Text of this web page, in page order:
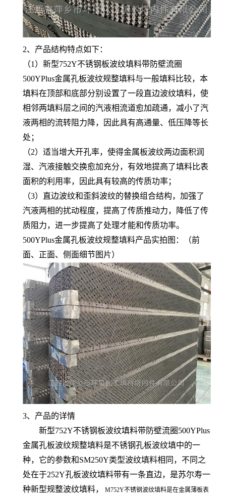
2、产品结构特点如下：
（1）新型752Y不锈钢板波纹填料带防壁流圈
500YPlus金属孔板波纹规整填料与一般填料比较，本
填料在顶部和底部分别设置了一段直边波纹填料，使
相邻两填料层之间的汽液相流道愈加疏通，减小了汽
液两相的流转阻力降，因此具有高通量、低压降等长
处；
（2）适当增大开孔率，使得金属板波纹两边面积润
湿、汽液接触交换愈加充分，有效地提高了填料比表
面积的利用率，因此具有较高的传质功率；
（3）直边波纹和歪斜波纹的替换组合结构，加强了
汽液两相的扰动程度，提高了传质推动力，降低了传
质阻力，进一步提高了处理才能和传质功率。
500YPlus金属孔板波纹规整填料产品实拍图：（前
面、正面、侧面细节图片）
3、产品的详情
新型752Y不锈钢板波纹填料带防壁流圈500YPlus
金属孔板波纹规整填料是不锈钢孔板波纹填中的一
种，它的参数和SM250Y类型波纹填料相同，不同之
处在于252Y孔板波纹填料带有一条直边，是苏尔寿一
种新型规整波纹填料，
M752Y不锈钢波纹填料是在金属薄板表